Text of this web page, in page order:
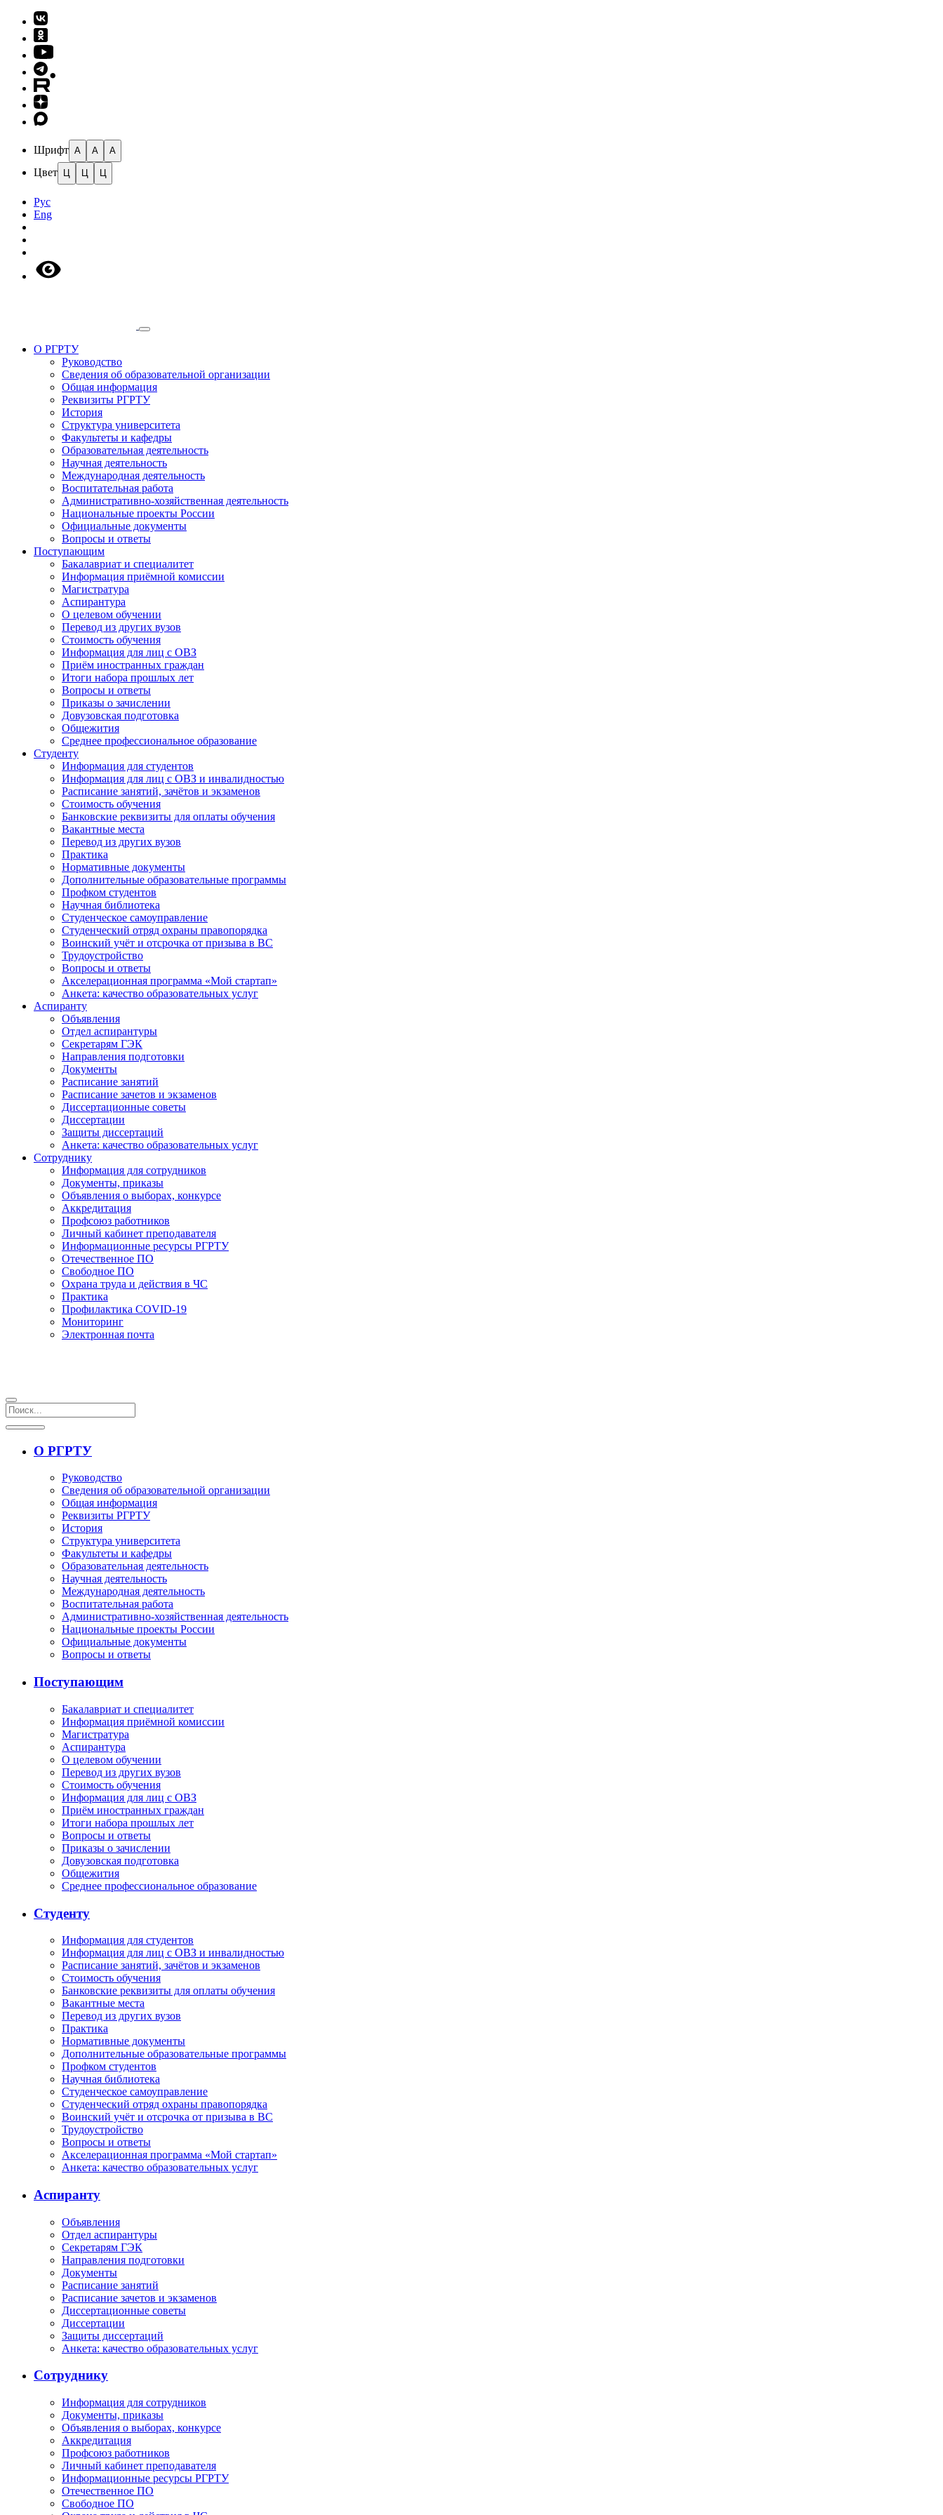
Шрифт A A A
Цвет Ц Ц Ц
Рус
Eng
О РГРТУ
Руководство
Сведения об образовательной организации
Общая информация
Реквизиты РГРТУ
История
Структура университета
Факультеты и кафедры
Образовательная деятельность
Научная деятельность
Международная деятельность
Воспитательная работа
Административно-хозяйственная деятельность
Национальные проекты России
Официальные документы
Вопросы и ответы
Поступающим
Бакалавриат и специалитет
Информация приёмной комиссии
Магистратура
Аспирантура
О целевом обучении
Перевод из других вузов
Стоимость обучения
Информация для лиц с ОВЗ
Приём иностранных граждан
Итоги набора прошлых лет
Вопросы и ответы
Приказы о зачислении
Довузовская подготовка
Общежития
Среднее профессиональное образование
Студенту
Информация для студентов
Информация для лиц с ОВЗ и инвалидностью
Расписание занятий, зачётов и экзаменов
Стоимость обучения
Банковские реквизиты для оплаты обучения
Вакантные места
Перевод из других вузов
Практика
Нормативные документы
Дополнительные образовательные программы
Профком студентов
Научная библиотека
Студенческое самоуправление
Студенческий отряд охраны правопорядка
Воинский учёт и отсрочка от призыва в ВС
Трудоустройство
Вопросы и ответы
Акселерационная программа «Мой стартап»
Анкета: качество образовательных услуг
Аспиранту
Объявления
Отдел аспирантуры
Секретарям ГЭК
Направления подготовки
Документы
Расписание занятий
Расписание зачетов и экзаменов
Диссертационные советы
Диссертации
Защиты диссертаций
Анкета: качество образовательных услуг
Сотруднику
Информация для сотрудников
Документы, приказы
Объявления о выборах, конкурсе
Аккредитация
Профсоюз работников
Личный кабинет преподавателя
Информационные ресурсы РГРТУ
Отечественное ПО
Свободное ПО
Охрана труда и действия в ЧС
Практика
Профилактика COVID-19
Мониторинг
Электронная почта
О РГРТУ
Руководство
Сведения об образовательной организации
Общая информация
Реквизиты РГРТУ
История
Структура университета
Факультеты и кафедры
Образовательная деятельность
Научная деятельность
Международная деятельность
Воспитательная работа
Административно-хозяйственная деятельность
Национальные проекты России
Официальные документы
Вопросы и ответы
Поступающим
Бакалавриат и специалитет
Информация приёмной комиссии
Магистратура
Аспирантура
О целевом обучении
Перевод из других вузов
Стоимость обучения
Информация для лиц с ОВЗ
Приём иностранных граждан
Итоги набора прошлых лет
Вопросы и ответы
Приказы о зачислении
Довузовская подготовка
Общежития
Среднее профессиональное образование
Студенту
Информация для студентов
Информация для лиц с ОВЗ и инвалидностью
Расписание занятий, зачётов и экзаменов
Стоимость обучения
Банковские реквизиты для оплаты обучения
Вакантные места
Перевод из других вузов
Практика
Нормативные документы
Дополнительные образовательные программы
Профком студентов
Научная библиотека
Студенческое самоуправление
Студенческий отряд охраны правопорядка
Воинский учёт и отсрочка от призыва в ВС
Трудоустройство
Вопросы и ответы
Акселерационная программа «Мой стартап»
Анкета: качество образовательных услуг
Аспиранту
Объявления
Отдел аспирантуры
Секретарям ГЭК
Направления подготовки
Документы
Расписание занятий
Расписание зачетов и экзаменов
Диссертационные советы
Диссертации
Защиты диссертаций
Анкета: качество образовательных услуг
Сотруднику
Информация для сотрудников
Документы, приказы
Объявления о выборах, конкурсе
Аккредитация
Профсоюз работников
Личный кабинет преподавателя
Информационные ресурсы РГРТУ
Отечественное ПО
Свободное ПО